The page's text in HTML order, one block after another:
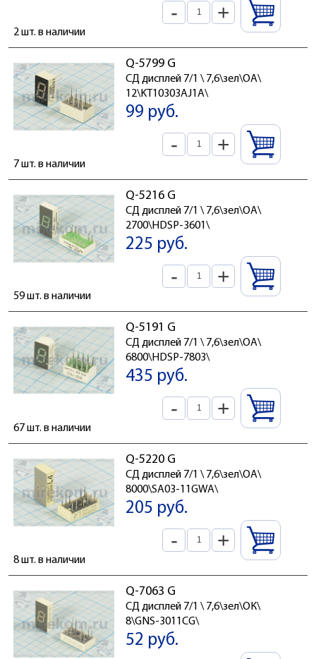
- +
2 шт. в наличии
Q-5799 G
СД дисплей 7/1 \ 7,6\зел\ОА\
12\KT10303AJ1A\
99 руб.
- +
7 шт. в наличии
Q-5216 G
СД дисплей 7/1 \ 7,6\зел\ОА\
2700\HDSP-3601\
225 руб.
- +
59 шт. в наличии
Q-5191 G
СД дисплей 7/1 \ 7,6\зел\ОА\
6800\HDSP-7803\
435 руб.
- +
67 шт. в наличии
Q-5220 G
СД дисплей 7/1 \ 7,6\зел\ОА\
8000\SA03-11GWA\
205 руб.
- +
8 шт. в наличии
Q-7063 G
СД дисплей 7/1 \ 7,6\зел\ОК\
8\GNS-3011CG\
52 руб.